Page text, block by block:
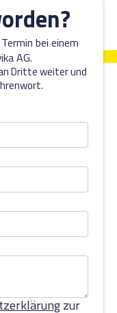
bei einem
AG.
Dritte weiter und
zur